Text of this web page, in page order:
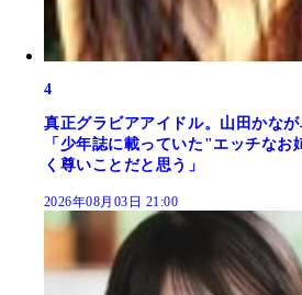
4
真正グラビアアイドル。山田かな
「少年誌に載っていた"エッチな
く尊いことだと思う」
2026年08月03日 21:00